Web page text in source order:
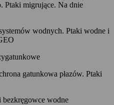
Ptaki migrujące. Na dnie
wodnych. Ptaki wodne i
gatunkowa płazów. Ptaki
wodne